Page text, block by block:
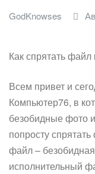
GodKnowses
Как спрятать файл
Всем привет и
Компьютер76, в
безобидные фото
попросту
файл –
исполнительный